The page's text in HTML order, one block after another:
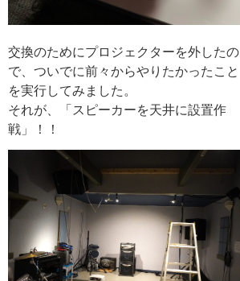
交換のためにプロジェクターを外したの
で、ついでに前々からやりたかったこと
を実行してみました。
それが、「スピーカーを天井に設置作
戦」！！